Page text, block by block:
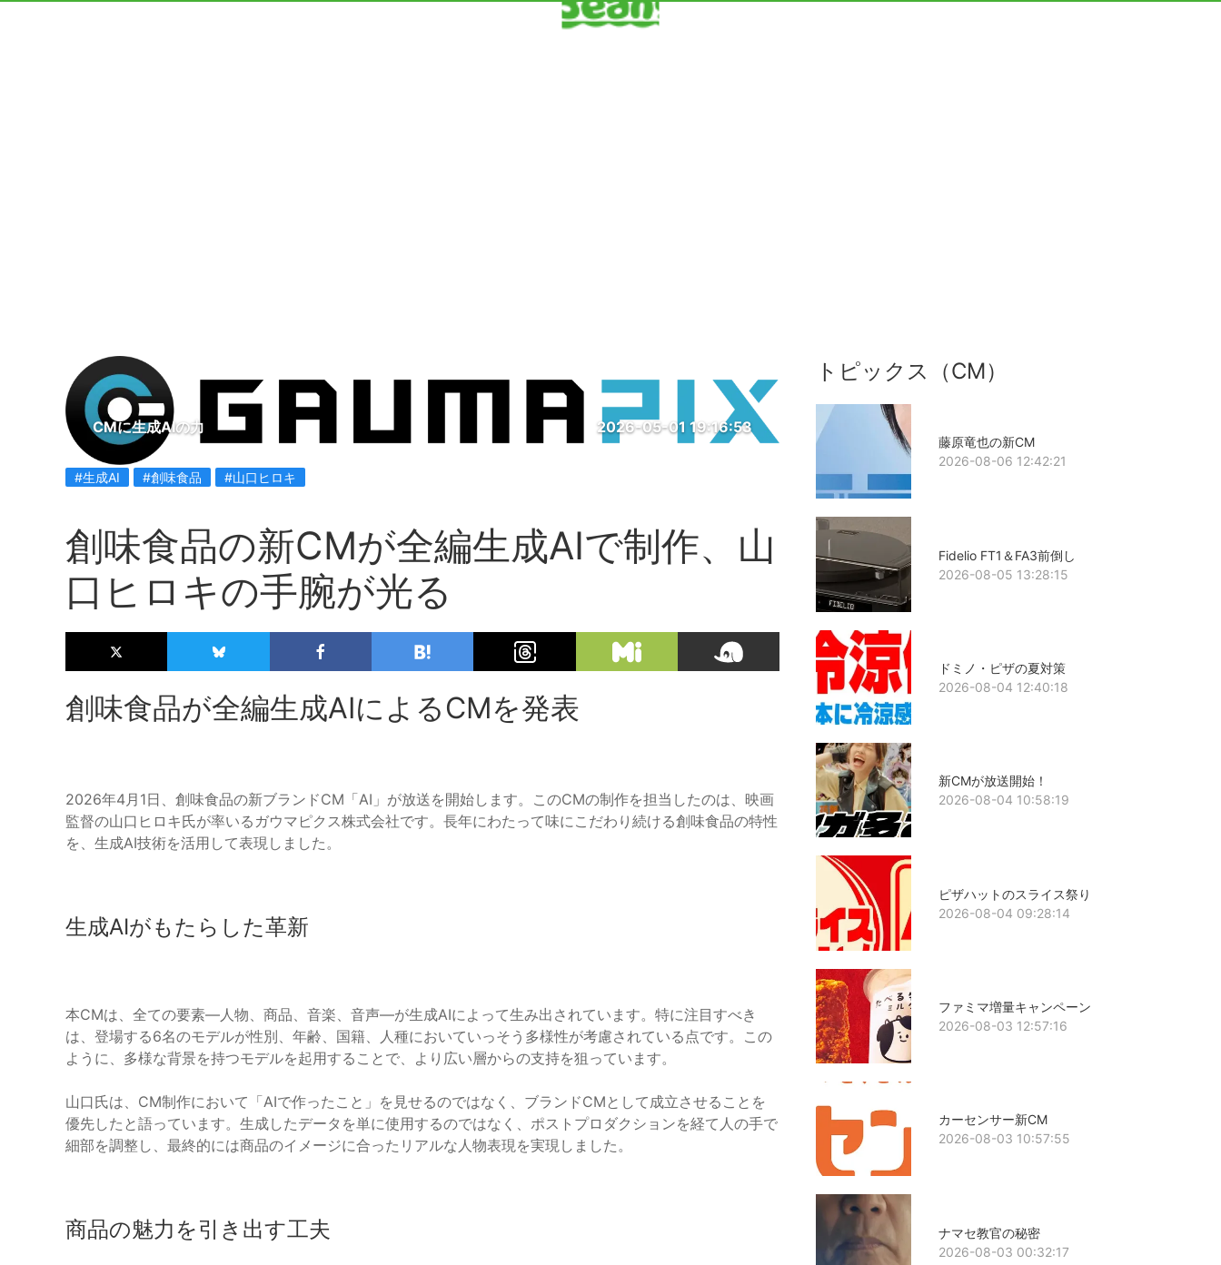
CMに生成AIの力 2026-05-01 19:16:53
#生成AI #創味食品 #山口ヒロキ
創味食品の新CMが全編生成AIで制作、山
口ヒロキの手腕が光る
創味食品が全編生成AIによるCMを発表
2026年4月1日、創味食品の新ブランドCM「AI」が放送を開始します。このCMの制作を担当したのは、映画
監督の山口ヒロキ氏が率いるガウマピクス株式会社です。長年にわたって味にこだわり続ける創味食品の特性
を、生成AI技術を活用して表現しました。
生成AIがもたらした革新
本CMは、全ての要素—人物、商品、音楽、音声—が生成AIによって生み出されています。特に注目すべき
は、登場する6名のモデルが性別、年齢、国籍、人種においていっそう多様性が考慮されている点です。この
ように、多様な背景を持つモデルを起用することで、より広い層からの支持を狙っています。
山口氏は、CM制作において「AIで作ったこと」を見せるのではなく、ブランドCMとして成立させることを
優先したと語っています。生成したデータを単に使用するのではなく、ポストプロダクションを経て人の手で
細部を調整し、最終的には商品のイメージに合ったリアルな人物表現を実現しました。
商品の魅力を引き出す工夫
トピックス（CM）
藤原竜也の新CM
2026-08-06 12:42:21
Fidelio FT1＆FA3前倒し
2026-08-05 13:28:15
ドミノ・ピザの夏対策
2026-08-04 12:40:18
新CMが放送開始！
2026-08-04 10:58:19
ピザハットのスライス祭り
2026-08-04 09:28:14
ファミマ増量キャンペーン
2026-08-03 12:57:16
カーセンサー新CM
2026-08-03 10:57:55
ナマセ教官の秘密
2026-08-03 00:32:17